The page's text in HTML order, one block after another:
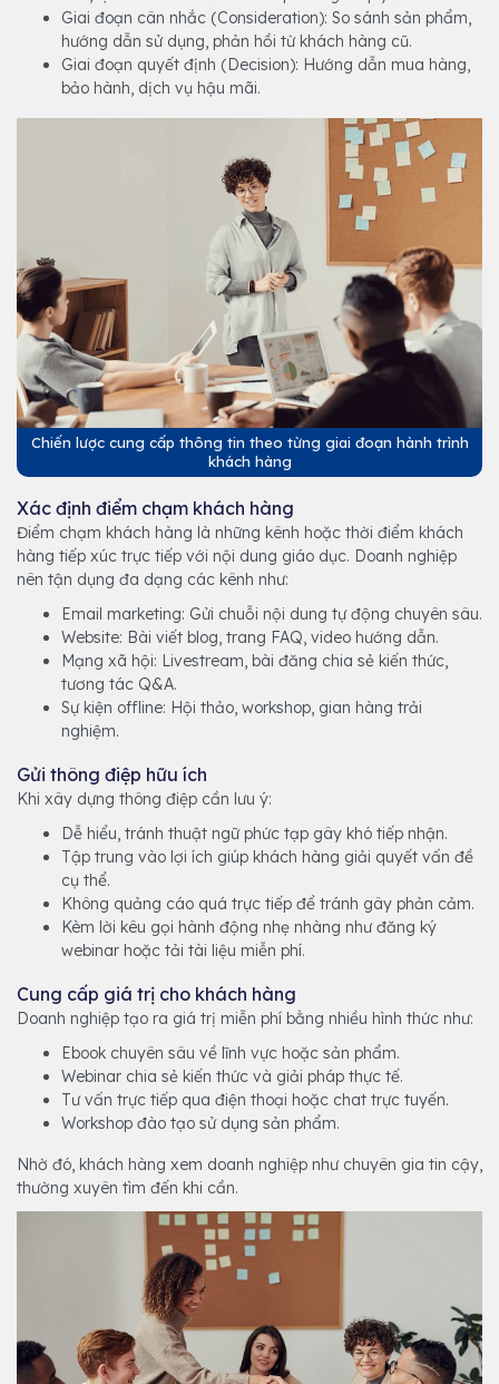
Giai đoạn cân nhắc (Consideration): So sánh sản phẩm,
hướng dẫn sử dụng, phản hồi từ khách hàng cũ.
Giai đoạn quyết định (Decision): Hướng dẫn mua hàng,
bảo hành, dịch vụ hậu mãi.
Chiến lược cung cấp thông tin theo từng giai đoạn hành trình
khách hàng
Xác định điểm chạm khách hàng
Điểm chạm khách hàng là những kênh hoặc thời điểm khách
hàng tiếp xúc trực tiếp với nội dung giáo dục. Doanh nghiệp
nên tận dụng đa dạng các kênh như:
Email marketing: Gửi chuỗi nội dung tự động chuyên sâu.
Website: Bài viết blog, trang FAQ, video hướng dẫn.
Mạng xã hội: Livestream, bài đăng chia sẻ kiến thức,
tương tác Q&A.
Sự kiện offline: Hội thảo, workshop, gian hàng trải
nghiệm.
Gửi thông điệp hữu ích
Khi xây dựng thông điệp cần lưu ý:
Dễ hiểu, tránh thuật ngữ phức tạp gây khó tiếp nhận.
Tập trung vào lợi ích giúp khách hàng giải quyết vấn đề
cụ thể.
Không quảng cáo quá trực tiếp để tránh gây phản cảm.
Kèm lời kêu gọi hành động nhẹ nhàng như đăng ký
webinar hoặc tải tài liệu miễn phí.
Cung cấp giá trị cho khách hàng
Doanh nghiệp tạo ra giá trị miễn phí bằng nhiều hình thức như:
Ebook chuyên sâu về lĩnh vực hoặc sản phẩm.
Webinar chia sẻ kiến thức và giải pháp thực tế.
Tư vấn trực tiếp qua điện thoại hoặc chat trực tuyến.
Workshop đào tạo sử dụng sản phẩm.
Nhờ đó, khách hàng xem doanh nghiệp như chuyên gia tin cậy,
thường xuyên tìm đến khi cần.